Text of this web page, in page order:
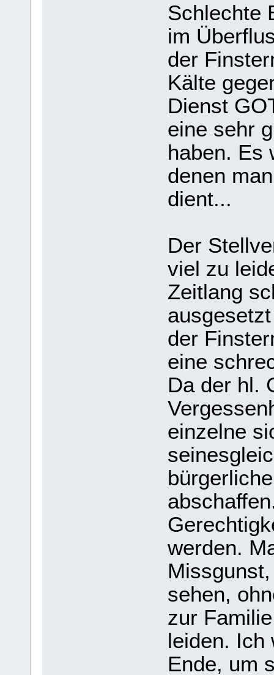
Schlechte
im
der
Kälte
Dienst
eine sehr
haben. Es
denen
dient...
Der
viel zu
Zeitlang
der
eine
Da der hl.
einzelne
werden.
sehen,
zur
leiden. Ich
Ende, um